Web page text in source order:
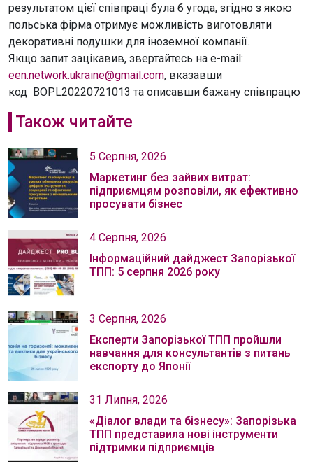
результатом цієї співпраці була б угода, згідно з якою
польська фірма отримує можливість виготовляти
декоративні подушки для іноземної компанії.
Якщо запит зацікавив, звертайтесь на e-mail:
een.network.ukraine@gmail.com, вказавши
код BOPL20220721013 та описавши бажану співпрацю
Також читайте
5 Серпня, 2026
Маркетинг без зайвих витрат:
підприємцям розповіли, як ефективно
просувати бізнес
4 Серпня, 2026
Інформаційний дайджест Запорізької
ТПП: 5 серпня 2026 року
3 Серпня, 2026
Експерти Запорізької ТПП пройшли
навчання для консультантів з питань
експорту до Японії
31 Липня, 2026
«Діалог влади та бізнесу»: Запорізька
ТПП представила нові інструменти
підтримки підприємців